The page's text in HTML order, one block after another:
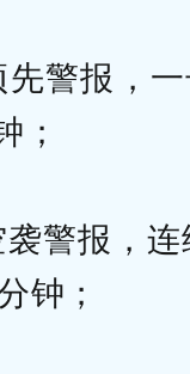
报，一
；
报，连
钟；